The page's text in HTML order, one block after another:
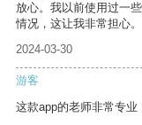
放心。我以前使用过一
情况，这让我非常担心。
2024-03-30
游客
这款app的老师非常专业